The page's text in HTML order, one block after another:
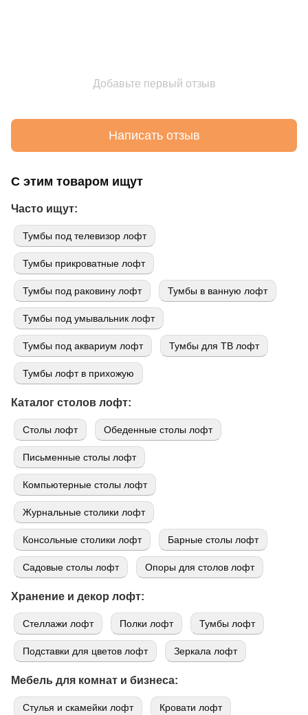
Добавьте первый отзыв
Написать отзыв
С этим товаром ищут
Часто ищут:
Тумбы под телевизор лофт
Тумбы прикроватные лофт
Тумбы под раковину лофт Тумбы в ванную лофт
Тумбы под умывальник лофт
Тумбы под аквариум лофт Тумбы для ТВ лофт
Тумбы лофт в прихожую
Каталог столов лофт:
Cтолы лофт Обеденные столы лофт
Письменные столы лофт
Компьютерные столы лофт
Журнальные столики лофт
Консольные столики лофт Барные столы лофт
Садовые столы лофт Опоры для столов лофт
Хранение и декор лофт:
Стеллажи лофт Полки лофт Тумбы лофт
Подставки для цветов лофт Зеркала лофт
Мебель для комнат и бизнеса:
Стулья и скамейки лофт Кровати лофт